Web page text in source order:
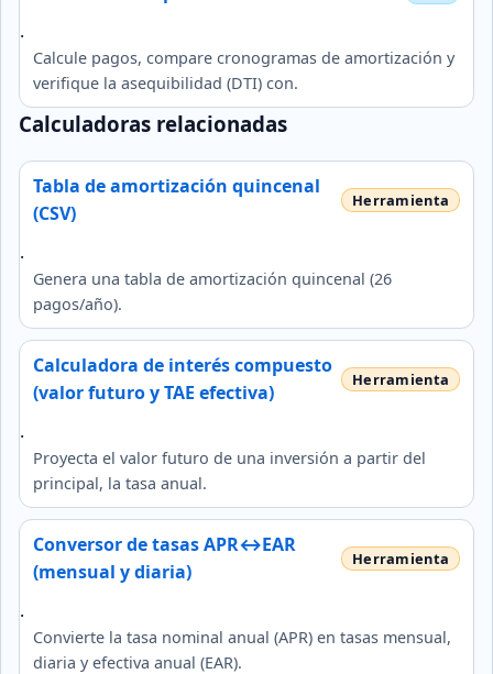
.
Calcule pagos, compare cronogramas de amortización y
verifique la asequibilidad (DTI) con.
Calculadoras relacionadas
Tabla de amortización quincenal
(CSV)
.
Genera una tabla de amortización quincenal (26
pagos/año).
Calculadora de interés compuesto
(valor futuro y TAE efectiva)
.
Proyecta el valor futuro de una inversión a partir del
principal, la tasa anual.
Conversor de tasas APR↔EAR
(mensual y diaria)
.
Convierte la tasa nominal anual (APR) en tasas mensual,
diaria y efectiva anual (EAR).